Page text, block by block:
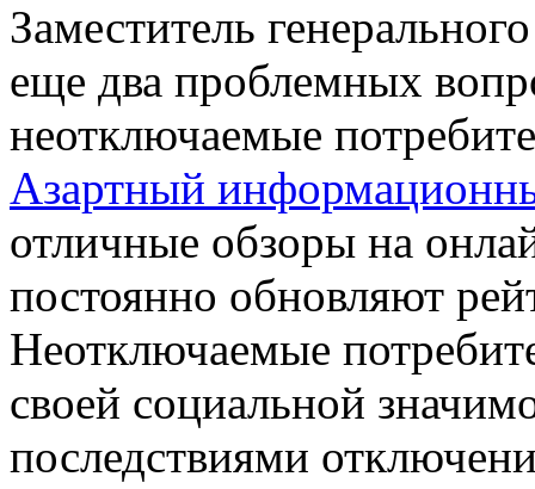
Заместитель
еще два проблемных
неотключаемые
Азартный
отличные обзоры на
постоянно обновляют
Неотключаемые
своей социальной
последствиями